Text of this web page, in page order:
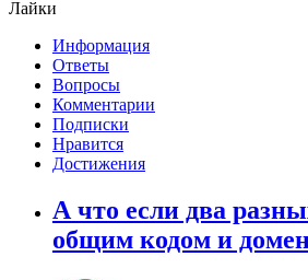
Лайки
Информация
Ответы
Вопросы
Комментарии
Подписки
Нравится
Достижения
А что если два
общим кодом и